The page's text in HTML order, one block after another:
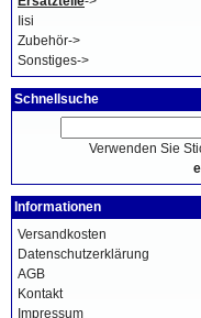
Iisi
Zubehör->
Sonstiges->
Schnellsuche
Verwenden Sie
Informationen
Versandkosten
Datenschutzerklärung
AGB
Kontakt
Impressum